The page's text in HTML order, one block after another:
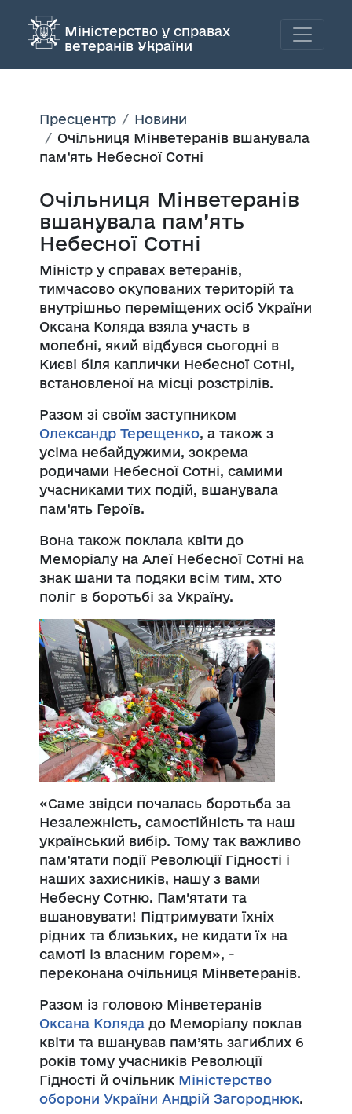
Міністерство у справах
ветеранів України
Пресцентр
Новини
Очільниця Мінветеранів вшанувала
пам’ять Небесної Сотні
Очільниця Мінветеранів
вшанувала пам’ять
Небесної Сотні
Міністр у справах ветеранів,
тимчасово окупованих територій та
внутрішньо переміщених осіб України
Оксана Коляда взяла участь в
молебні, який відбувся сьогодні в
Києві біля каплички Небесної Сотні,
встановленої на місці розстрілів.
Разом зі своїм заступником
Олександр Терещенко, а також з
усіма небайдужими, зокрема
родичами Небесної Сотні, самими
учасниками тих подій, вшанувала
пам’ять Героїв.
Вона також поклала квіти до
Меморіалу на Алеї Небесної Сотні на
знак шани та подяки всім тим, хто
поліг в боротьбі за Україну.
«Саме звідси почалась боротьба за
Незалежність, самостійність та наш
український вибір. Тому так важливо
пам’ятати події Революції Гідності і
наших захисників, нашу з вами
Небесну Сотню. Пам’ятати та
вшановувати! Підтримувати їхніх
рідних та близьких, не кидати їх на
самоті із власним горем», -
переконана очільниця Мінветеранів.
Разом із головою Мінветеранів
Оксана Коляда до Меморіалу поклав
квіти та вшанував пам’ять загиблих 6
років тому учасників Революції
Гідності й очільник Міністерство
оборони України Андрій Загороднюк.